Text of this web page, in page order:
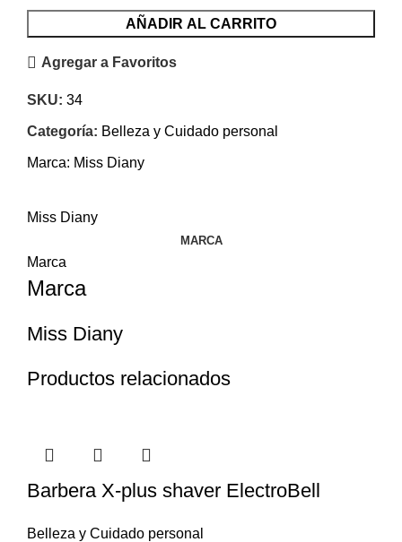
AÑADIR AL CARRITO
Agregar a Favoritos
SKU: 34
Categoría: Belleza y Cuidado personal
Marca: Miss Diany
Miss Diany
MARCA
Marca
Marca
Miss Diany
Productos relacionados
Barbera X-plus shaver ElectroBell
Belleza y Cuidado personal